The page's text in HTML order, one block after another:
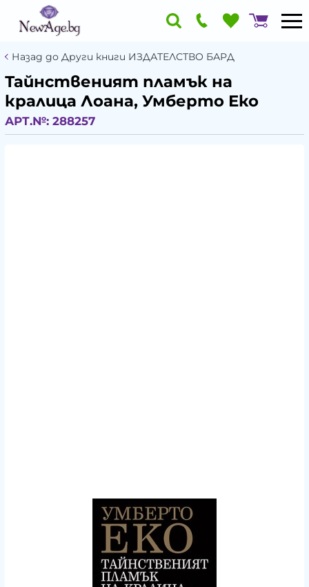
Назад до Други книги ИЗДАТЕЛСТВО БАРД
Тайнственият пламък на
кралица Лоана, Умберто Еко
АРТ.№: 288257